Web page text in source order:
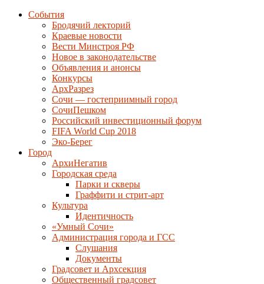
События
Бродячий лекторий
Краевые новости
Вести Минстроя РФ
Новое в законодательстве
Объявления и анонсы
Конкурсы
АрхРазрез
Сочи — гостеприимный город
СочиПешком
Российский инвестиционный форум
FIFA World Cup 2018
Эко-Берег
Город
АрхиНегатив
Городская среда
Парки и скверы
Граффити и стрит-арт
Культура
Идентичность
«Умный Сочи»
Администрация города и ГСС
Слушания
Документы
Градсовет и Архсекция
Общественный градсовет